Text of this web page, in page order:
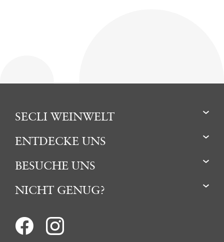
SECLI WEINWELT
ENTDECKE UNS
BESUCHE UNS
NICHT GENUG?